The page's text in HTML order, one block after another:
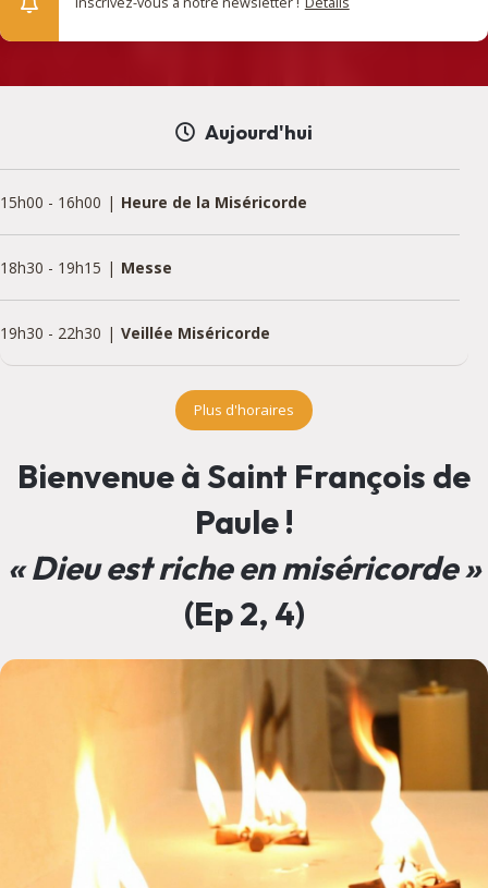
Aujourd'hui
15h00 - 16h00 Heure de la Miséricorde
18h30 - 19h15 Messe
19h30 - 22h30 Veillée Miséricorde
Plus d'horaires
Bienvenue à Saint François de
Paule !
« Dieu est riche en miséricorde »
(Ep 2, 4)